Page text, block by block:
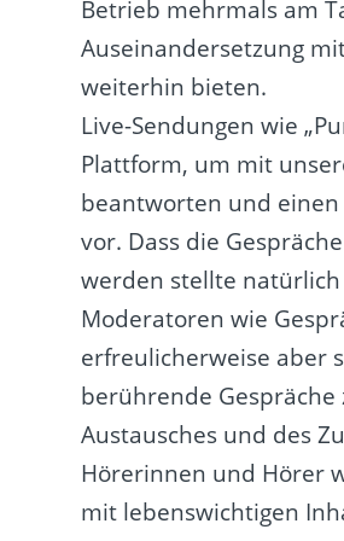
Betrieb mehrmals am
Auseinandersetzung
weiterhin bieten.
Live-Sendungen wie
Plattform, um mit
beantworten und
vor. Dass die
werden stellte
Moderatoren wie
erfreulicherweise aber
berührende
Austausches und des
Hörerinnen und Hörer
mit lebenswichtigen